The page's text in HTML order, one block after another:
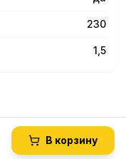
230
1,5
В корзину